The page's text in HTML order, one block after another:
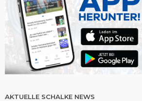
AKTUELLE SCHALKE NEWS